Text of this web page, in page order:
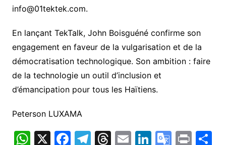
info@01tektek.com.
En lançant TekTalk, John Boisguéné confirme son
engagement en faveur de la vulgarisation et de la
démocratisation technologique. Son ambition : faire
de la technologie un outil d’inclusion et
d’émancipation pour tous les Haïtiens.
Peterson LUXAMA
W X F T T E Li G Pr P